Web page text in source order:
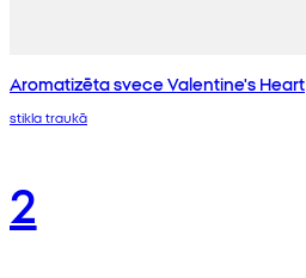
Aromatizēta svece Valentine's Heart
stikla traukā
2